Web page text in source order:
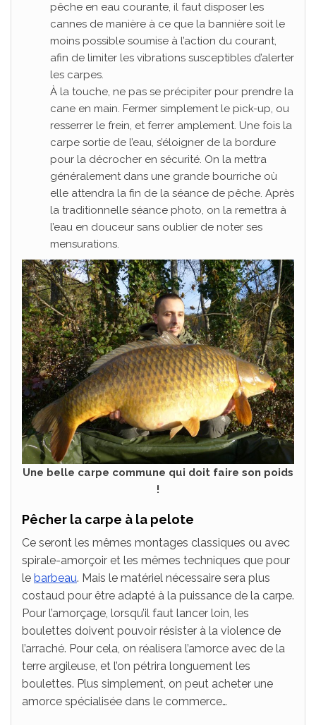
pêche en eau courante, il faut disposer les
cannes de manière à ce que la bannière soit le
moins possible soumise à l’action du courant,
afin de limiter les vibrations susceptibles d’alerter
les carpes.
À la touche, ne pas se précipiter pour prendre la
cane en main. Fermer simplement le pick-up, ou
resserrer le frein, et ferrer amplement. Une fois la
carpe sortie de l’eau, s’éloigner de la bordure
pour la décrocher en sécurité. On la mettra
généralement dans une grande bourriche où
elle attendra la fin de la séance de pêche. Après
la traditionnelle séance photo, on la remettra à
l’eau en douceur sans oublier de noter ses
mensurations.
Une belle carpe commune qui doit faire son poids
!
Pêcher la carpe à la pelote
Ce seront les mêmes montages classiques ou avec
spirale-amorçoir et les mêmes techniques que pour
le barbeau. Mais le matériel nécessaire sera plus
costaud pour être adapté à la puissance de la carpe.
Pour l’amorçage, lorsqu’il faut lancer loin, les
boulettes doivent pouvoir résister à la violence de
l’arraché. Pour cela, on réalisera l’amorce avec de la
terre argileuse, et l’on pétrira longuement les
boulettes. Plus simplement, on peut acheter une
amorce spécialisée dans le commerce…